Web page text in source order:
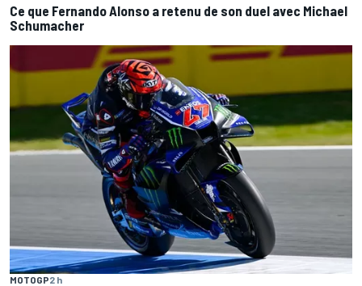
Ce que Fernando Alonso a retenu de son duel avec Michael
Schumacher
MOTOGP2 h